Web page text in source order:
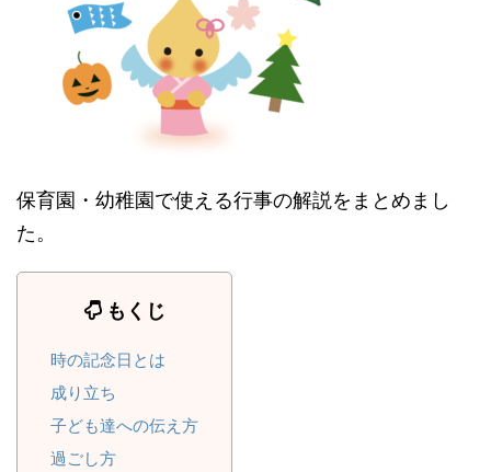
保育園・幼稚園で使える行事の解説をまとめまし
た。
もくじ
時の記念日とは
成り立ち
子ども達への伝え方
過ごし方